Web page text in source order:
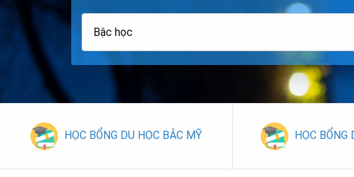
HỌC BỔNG DU HỌC BẮC MỸ HỌC BỔNG